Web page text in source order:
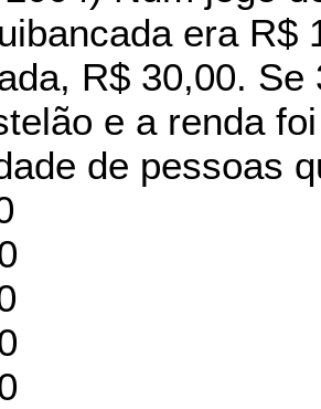
era R$
R$ 30,00.
e a renda
de pessoas